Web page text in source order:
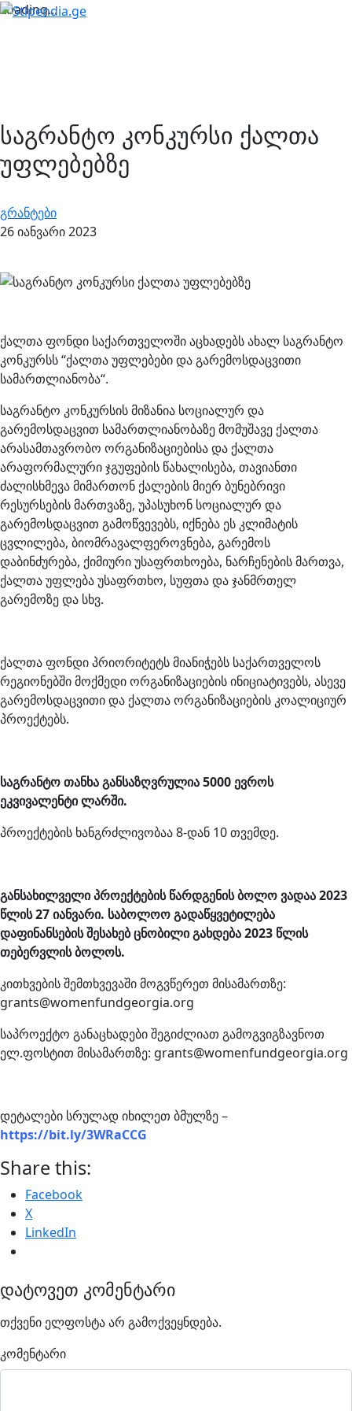
Loading...
საგრანტო კონკურსი ქალთა
უფლებებზე
გრანტები
26 იანვარი 2023
ქალთა ფონდი საქართველოში აცხადებს ახალ საგრანტო
კონკურსს “ქალთა უფლებები და გარემოსდაცვითი
სამართლიანობა“.
საგრანტო კონკურსის მიზანია სოციალურ და
გარემოსდაცვით სამართლიანობაზე მომუშავე ქალთა
არასამთავრობო ორგანიზაციებისა და ქალთა
არაფორმალური ჯგუფების წახალისება, თავიანთი
ძალისხმევა მიმართონ ქალების მიერ ბუნებრივი
რესურსების მართვაზე, უპასუხონ სოციალურ და
გარემოსდაცვით გამოწვევებს, იქნება ეს კლიმატის
ცვლილება, ბიომრავალფეროვნება, გარემოს
დაბინძურება, ქიმიური უსაფრთხოება, ნარჩენების მართვა,
ქალთა უფლება უსაფრთხო, სუფთა და ჯანმრთელ
გარემოზე და სხვ.
ქალთა ფონდი პრიორიტეტს მიანიჭებს საქართველოს
რეგიონებში მოქმედი ორგანიზაციების ინიციატივებს, ასევე
გარემოსდაცვითი და ქალთა ორგანიზაციების კოალიციურ
პროექტებს.
საგრანტო თანხა განსაზღვრულია 5000 ევროს
ეკვივალენტი ლარში.
პროექტების ხანგრძლივობაა 8-დან 10 თვემდე.
განსახილველი პროექტების წარდგენის ბოლო ვადაა 2023
წლის 27 იანვარი. საბოლოო გადაწყვეტილება
დაფინანსების შესახებ ცნობილი გახდება 2023 წლის
თებერვლის ბოლოს.
კითხვების შემთხვევაში მოგვწერეთ მისამართზე:
grants@womenfundgeorgia.org
საპროექტო განაცხადები შეგიძლიათ გამოგვიგზავნოთ
ელ.ფოსტით მისამართზე: grants@womenfundgeorgia.org
დეტალები სრულად იხილეთ ბმულზე –
https://bit.ly/3WRaCCG
Share this:
Facebook
X
LinkedIn
დატოვეთ კომენტარი
თქვენი ელფოსტა არ გამოქვეყნდება.
კომენტარი